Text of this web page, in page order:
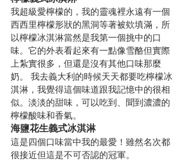
我超級愛檸檬的，我的靈魂裡永遠有一個
西西里檸檬形狀的黑洞等著被欸填滿，所
以檸檬冰淇淋當然是我第一個挑中的口
味。它的外表看起來有一點像雪酪但實際
上紮實很多，但還是沒有其他口味那麼
奶。 我去義大利的時候天天都要吃檸檬冰
淇淋，我覺得這個味道跟我記憶中的很相
似。淡淡的甜味，可以吃到、聞到濃濃的
檸檬酸味和香氣。
海鹽花生義式冰淇淋
這是四個口味當中我的最愛！雖然名次都
很接近但這是不可否認的冠軍。